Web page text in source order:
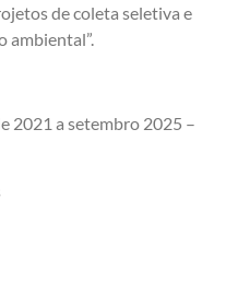
de coleta seletiva e
ambiental”.
2021 a setembro 2025 –